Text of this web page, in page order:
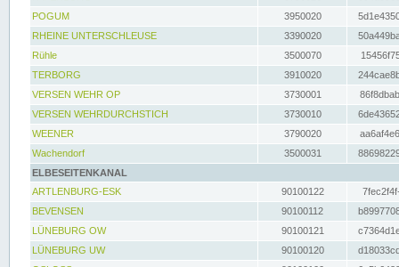
POGUM
3950020
RHEINE UNTERSCHLEUSE
3390020
Rühle
3500070
TERBORG
3910020
VERSEN WEHR OP
3730001
VERSEN WEHRDURCHSTICH
3730010
WEENER
3790020
Wachendorf
3500031
ELBESEITENKANAL
ARTLENBURG-ESK
90100122
BEVENSEN
90100112
LÜNEBURG OW
90100121
LÜNEBURG UW
90100120